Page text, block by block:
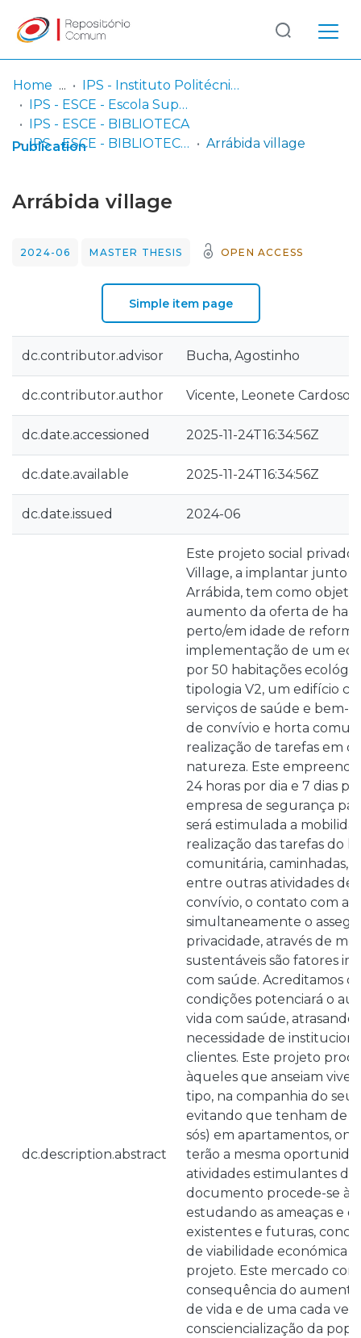
Communities
& Collections
Statistics
Log
In
(current)
Home
IPS - Instituto Politécnico de Setúbal
IPS - ESCE - Escola Superior de Ciências Empresariais
IPS - ESCE - BIBLIOTECA
IPS - ESCE - BIBLIOTECA - Dissertações de mestrado
Arrábida village
Publication
Arrábida village
2024-06 MASTER THESIS OPEN ACCESS
Simple item page
dc.contributor.advisor Bucha, Agostinho
dc.contributor.author Vicente, Leonete Cardoso
dc.date.accessioned 2025-11-24T16:34:56Z
dc.date.available 2025-11-24T16:34:56Z
dc.date.issued 2024-06
dc.description.abstract
Este projeto social
Village, a implantar junto
Arrábida, tem como
aumento da oferta de
perto/em idade de
implementação de um
por 50 habitações
tipologia V2, um edifício
serviços de saúde e bem-
de convívio e horta
realização de tarefas em
natureza. Este
24 horas por dia e 7 dias
empresa de segurança
será estimulada a
realização das tarefas do
comunitária, caminhadas,
entre outras atividades de
convívio, o contato com a
simultaneamente o
privacidade, através de
sustentáveis são fatores
com saúde. Acreditamos
condições potenciará o
vida com saúde,
necessidade de
clientes. Este projeto
àqueles que anseiam
tipo, na companhia do seu
evitando que tenham de
sós) em apartamentos,
terão a mesma
atividades estimulantes da
documento procede-se à
estudando as ameaças e
existentes e futuras,
de viabilidade económica
projeto. Este mercado
consequência do
de vida e de uma cada vez
consciencialização da